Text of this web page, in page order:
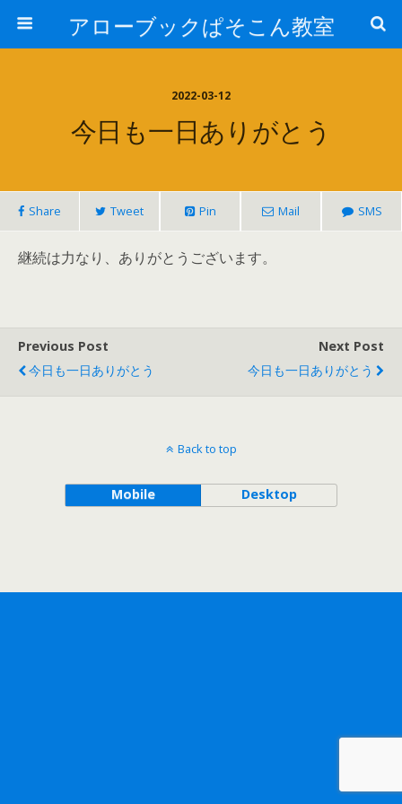
アローブックぱそこん教室
2022-03-12
今日も一日ありがとう
Share Tweet Pin Mail SMS
継続は力なり、ありがとうございます。
Previous Post
今日も一日ありがとう
Next Post
今日も一日ありがとう
Back to top
Mobile Desktop